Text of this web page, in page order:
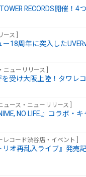
RECORDS開催！4
ス ]
ー18周年に突入した
ューリリース ]
を受け大阪上陸！タワレ
ース・ニューリリース ]
NO LIFE.』コラボ・キ
コード渋谷店・イベント ]
リオ再乱入ライブ』発売